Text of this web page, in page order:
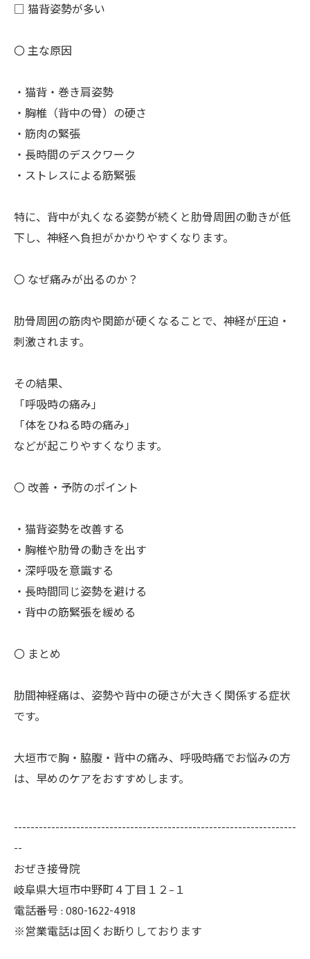
□ 猫背姿勢が多い
〇 主な原因
・猫背・巻き肩姿勢
・胸椎（背中の骨）の硬さ
・筋肉の緊張
・長時間のデスクワーク
・ストレスによる筋緊張
特に、背中が丸くなる姿勢が続くと肋骨周囲の動きが低
下し、神経へ負担がかかりやすくなります。
〇 なぜ痛みが出るのか？
肋骨周囲の筋肉や関節が硬くなることで、神経が圧迫・
刺激されます。
その結果、
「呼吸時の痛み」
「体をひねる時の痛み」
などが起こりやすくなります。
〇 改善・予防のポイント
・猫背姿勢を改善する
・胸椎や肋骨の動きを出す
・深呼吸を意識する
・長時間同じ姿勢を避ける
・背中の筋緊張を緩める
〇 まとめ
肋間神経痛は、姿勢や背中の硬さが大きく関係する症状
です。
大垣市で胸・脇腹・背中の痛み、呼吸時痛でお悩みの方
は、早めのケアをおすすめします。
--------------------------------------------------------------------
--
おぜき接骨院
岐阜県大垣市中野町４丁目１２−１
電話番号 : 080-1622-4918
※営業電話は固くお断りしております